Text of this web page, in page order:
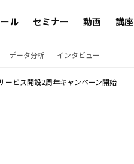
ル セミナー 動画 講座
データ分析 インタビュー
ービス開設2周年キャンペーン開始